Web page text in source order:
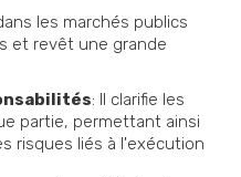
les marchés publics
et revêt une grande
: Il clarifie les
partie, permettant ainsi
risques liés à l'exécution